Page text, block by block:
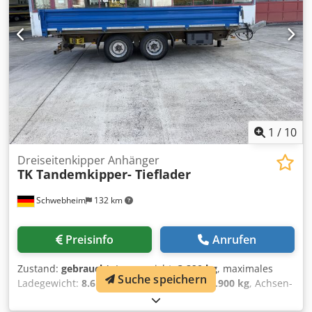
1 / 10
Schwebheim 132 km
Dreiseitenkipper Anhänger
TK Tandemkipper- Tieflader
Preisinfo Anrufen
Zustand: gebraucht, Leergewicht:3.290 kg, maximales
Ladegewicht: 8.610 kg, Gesamtgewicht:11.900 kg, Achsen-
, Erstzulassung:
Suche speichern